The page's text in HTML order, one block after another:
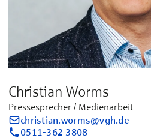
Christian Worms
Pressesprecher / Medienarbeit
christian.worms@vgh.de
0511-362 3808